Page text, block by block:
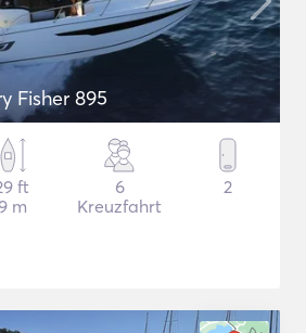
Fisher 895
ft
m
6
Kreuzfahrt
2